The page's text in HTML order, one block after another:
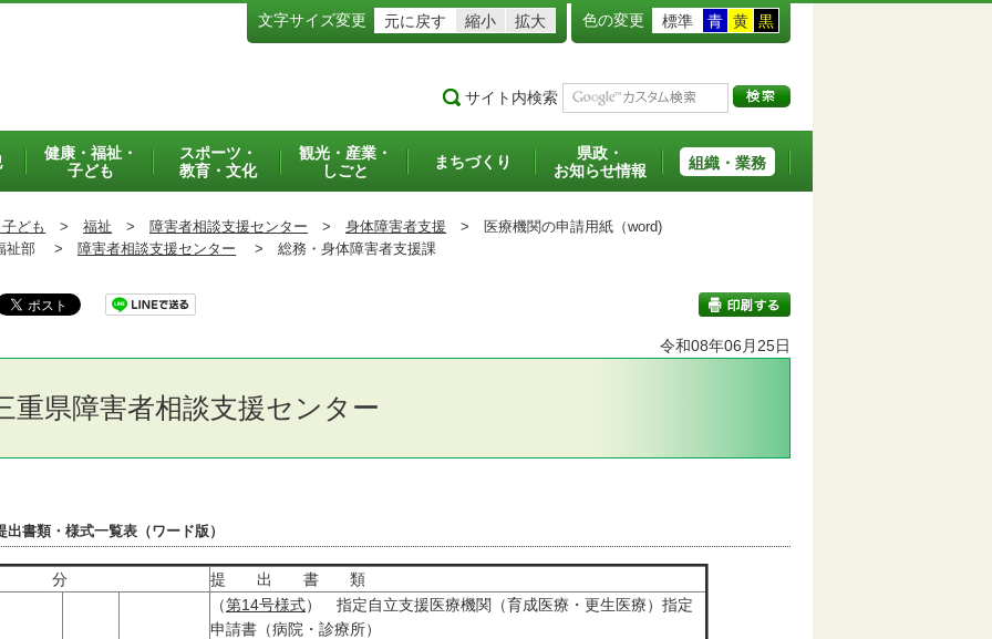
文字サイズ変更 元に戻す 縮小 拡大 色の変更 標準 青 黄 黒
サイト内検索
健康・福祉・
子ども
スポーツ・
教育・文化
観光・産業・
しごと
まちづくり
県政・
お知らせ情報
組織・業務
ども > 福祉 > 障害者相談支援センター > 身体障害者支援 > 医療機関の申請用紙（word)
祉部 >
障害者相談支援センター > 総務・身体障害者支援課
令和08年06月25日
重県障害者相談支援センター
出書類・様式一覧表（ワード版）
分 提 出 書 類
（第14号様式） 指定自立支援医療機関（育成医療・更生医療）指定
申請書（病院・診療所）